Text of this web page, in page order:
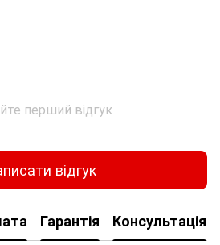
перший відгук
відгук
Гарантія Консультація